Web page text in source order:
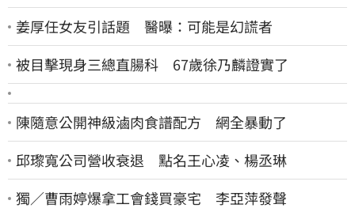
姜厚任女友引話題 醫曝：可能是幻謊者
被目擊現身三總直腸科 67歲徐乃麟證實了
陳隨意公開神級滷肉食譜配方 網全暴動了
邱瓈寬公司營收衰退 點名王心凌、楊丞琳
獨／曹雨婷爆拿工會錢買豪宅 李亞萍發聲